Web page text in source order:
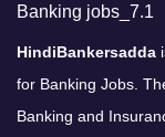
HindiBankersadda
for Banking Jobs.
Banking and